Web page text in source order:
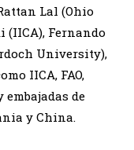
Lal (Ohio
Fernando
University),
IICA, FAO,
de
y China.